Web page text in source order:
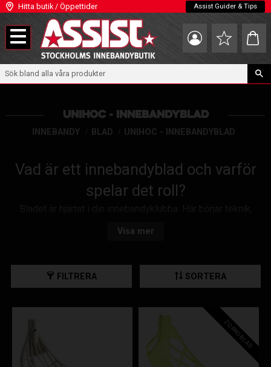
Meny
Hitta butik / Öppettider Assist Guider & Tips
Favoriter
UNIHOC - INNEBANDYBLAD
INNEBANDY BLAD UNIHOC - INNEBANDYBLAD
Vad är ett innebandyblad och varför
spelar det roll?
Hitta rätt Unihoc-blad för din spelstil
Teknik & kontroll
Lätt, tunn ram – för teknisk spelare.
Klassisk balans, passar för passningsspel.
Visa mer
FILTRERA SORTERA
ZORROBLAD